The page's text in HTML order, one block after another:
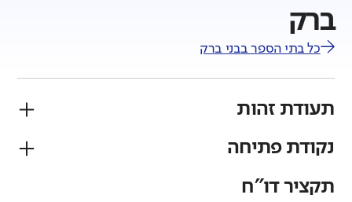
ברק
כל בתי הספר בבני ברק
תעודת זהות
פיקוח
נקודת פתיחה
תקציר דו"ח